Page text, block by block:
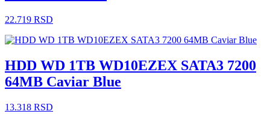
22.719 RSD
HDD WD 1TB WD10EZEX SATA3 7200
64MB Caviar Blue
13.318 RSD